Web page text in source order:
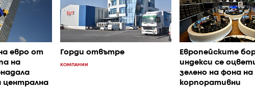
евро от
на
централна
Горди отвътре
КОМПАНИИ
Европейските
индекси се
зелено на фона
корпоративни